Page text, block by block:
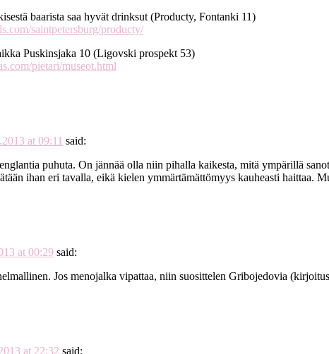
baarista saa hyvät drinksut (Producty, Fontanki 11)
saintpetersburg/producty/
Puskinsjaka 10 (Ligovski prospekt 53)
pietari/museot.html
at 09:11 said:
puhuta. On jännää olla niin pihalla kaikesta, mitä ympärillä
ihan eri tavalla, eikä kielen ymmärtämättömyys kauheasti
at 00:29 said:
Jos menojalka vipattaa, niin suosittelen Gribojedovia
at 22:32 said: